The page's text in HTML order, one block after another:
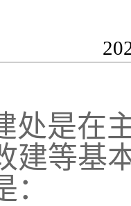
处是在
建等基